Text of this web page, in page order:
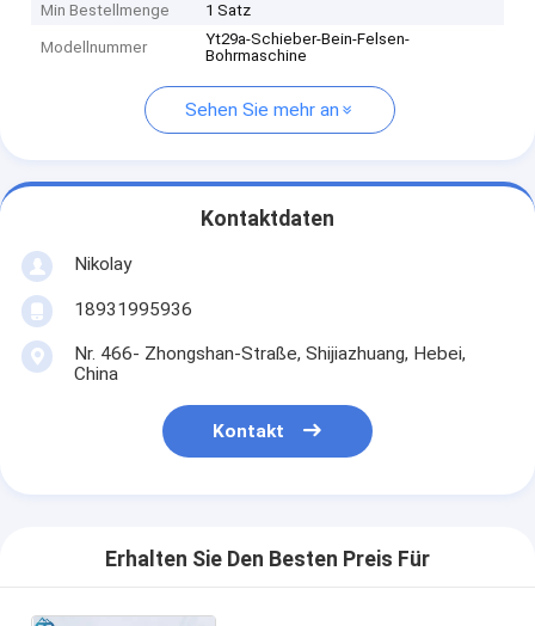
Min Bestellmenge
1 Satz
Modellnummer
Yt29a-Schieber-Bein-Felsen-
Bohrmaschine
Sehen Sie mehr an
Kontaktdaten
Nikolay
18931995936
Nr. 466- Zhongshan-Straße, Shijiazhuang, Hebei,
China
Kontakt
Erhalten Sie Den Besten Preis Für